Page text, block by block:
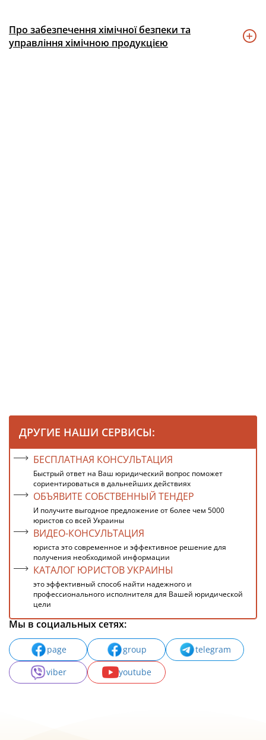
Про забезпечення хімічної безпеки та
управління хімічною продукцією
ДРУГИЕ НАШИ СЕРВИСЫ:
БЕСПЛАТНАЯ КОНСУЛЬТАЦИЯ
Быстрый ответ на Ваш юридический вопрос поможет
сориентироваться в дальнейших действиях
ОБЪЯВИТЕ СОБСТВЕННЫЙ ТЕНДЕР
И получите выгодное предложение от более чем 5000
юристов со всей Украины
ВИДЕО-КОНСУЛЬТАЦИЯ
юриста это современное и эффективное решение для
получения необходимой информации
КАТАЛОГ ЮРИСТОВ УКРАИНЫ
это эффективный способ найти надежного и
профессионального исполнителя для Вашей юридической
цели
Мы в социальных сетях:
page group
telegram
viber
youtube